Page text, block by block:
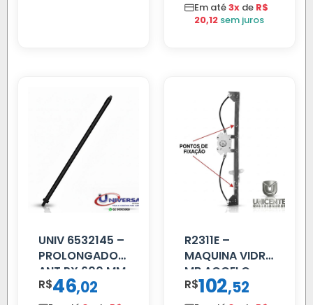
Em até3x de R$
20,12 sem juros
UNIV 6532145 –
PROLONGADOR
ANT PX 600 MM
FIBRA PRETA
R$46,02
R2311E –
MAQUINA VIDRO
MB ACCELO
2002 ATE 2011
R$102,52